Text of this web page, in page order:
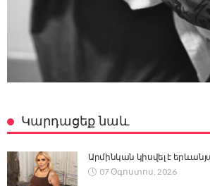
Կարդացեք նաև
Արմինկան կիսվել է
07 Օգոստոս, 2026